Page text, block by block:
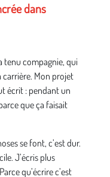
dans
tenu compagnie, qui
carrière. Mon projet
écrit : pendant un
que ça faisait
se font, c’est dur.
J’écris plus
qu’écrire c’est